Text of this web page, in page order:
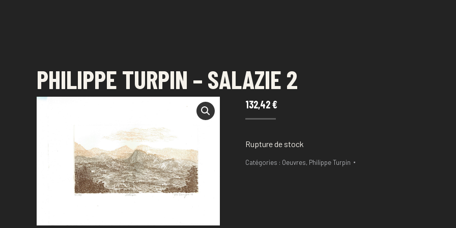
PHILIPPE TURPIN – SALAZIE 2
132,42€
Rupture de stock
Catégories : Oeuvres, Philippe Turpin